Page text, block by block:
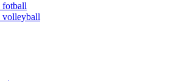
fotball
volleyball